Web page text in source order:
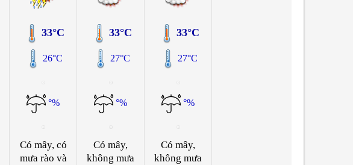
33°C
26°C
°%
Có mây, có
mưa rào và
33°C
27°C
°%
Có mây,
không mưa
33°C
27°C
°%
Có mây,
không mưa